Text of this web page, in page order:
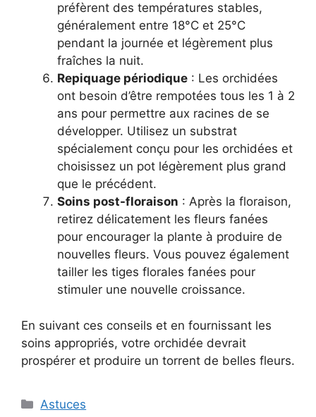
préfèrent des températures stables,
généralement entre 18°C et 25°C
pendant la journée et légèrement plus
fraîches la nuit.
Repiquage périodique : Les orchidées
ont besoin d’être rempotées tous les 1 à 2
ans pour permettre aux racines de se
développer. Utilisez un substrat
spécialement conçu pour les orchidées et
choisissez un pot légèrement plus grand
que le précédent.
Soins post-floraison : Après la floraison,
retirez délicatement les fleurs fanées
pour encourager la plante à produire de
nouvelles fleurs. Vous pouvez également
tailler les tiges florales fanées pour
stimuler une nouvelle croissance.
En suivant ces conseils et en fournissant les
soins appropriés, votre orchidée devrait
prospérer et produire un torrent de belles fleurs.
Categories
Astuces